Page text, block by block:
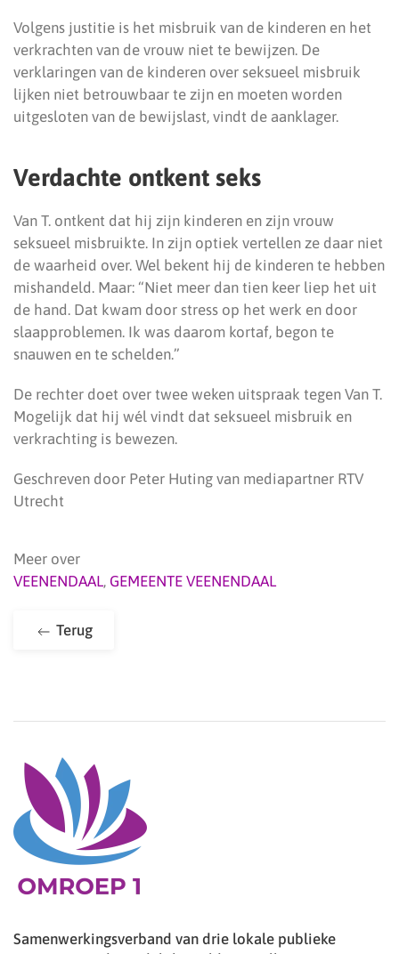
Volgens justitie is het misbruik van de kinderen en het
verkrachten van de vrouw niet te bewijzen. De
verklaringen van de kinderen over seksueel misbruik
lijken niet betrouwbaar te zijn en moeten worden
uitgesloten van de bewijslast, vindt de aanklager.
Verdachte ontkent seks
Van T. ontkent dat hij zijn kinderen en zijn vrouw
seksueel misbruikte. In zijn optiek vertellen ze daar niet
de waarheid over. Wel bekent hij de kinderen te hebben
mishandeld. Maar: “Niet meer dan tien keer liep het uit
de hand. Dat kwam door stress op het werk en door
slaapproblemen. Ik was daarom kortaf, begon te
snauwen en te schelden.”
De rechter doet over twee weken uitspraak tegen Van T.
Mogelijk dat hij wél vindt dat seksueel misbruik en
verkrachting is bewezen.
Geschreven door Peter Huting van mediapartner RTV
Utrecht
Meer over
VEENENDAAL, GEMEENTE VEENENDAAL
Terug
Samenwerkingsverband van drie lokale publieke